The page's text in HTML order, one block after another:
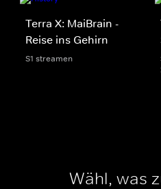
Terra X: MaiBrain -
Reise ins Gehirn
S1 streamen
Wähl, was